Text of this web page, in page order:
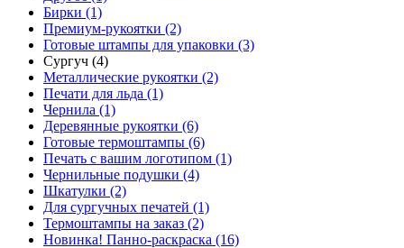
Бирки (1)
Премиум-рукоятки (2)
Готовые штампы для упаковки (3)
Сургуч (4)
Металлические рукоятки (2)
Печати для льда (1)
Чернила (1)
Деревянные рукоятки (6)
Готовые термоштампы (6)
Печать с вашим логотипом (1)
Чернильные подушки (4)
Шкатулки (2)
Для сургучных печатей (1)
Термоштампы на заказ (2)
Новинка! Панно-раскраска (16)